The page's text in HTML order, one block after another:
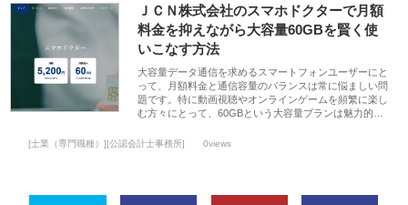
ＪＣＮ株式会社のスマホドクターで月額
料金を抑えながら大容量60GBを賢く使
いこなす方法
大容量データ通信を求めるスマートフォンユーザーにと
って、月額料金と通信容量のバランスは常に悩ましい問
題です。特に動画視聴やオンラインゲームを頻繁に楽し
む方々にとって、60GBという大容量プランは魅力的…
[士業（専門職種）][公認会計士事務所] 0views